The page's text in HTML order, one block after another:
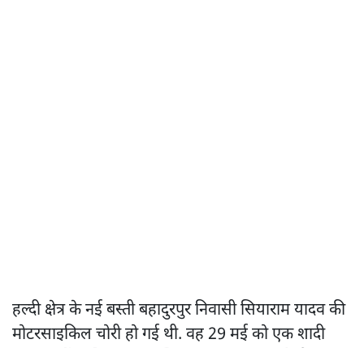
हल्दी क्षेत्र के नई बस्ती बहादुरपुर निवासी सियाराम यादव की
मोटरसाइकिल चोरी हो गई थी. वह 29 मई को एक शादी